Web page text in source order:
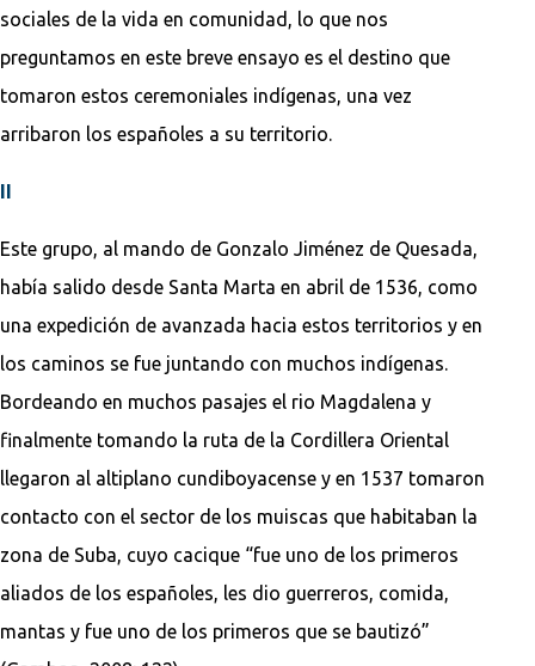
sociales de la vida en comunidad, lo que nos
preguntamos en este breve ensayo es el destino que
tomaron estos ceremoniales indígenas, una vez
arribaron los españoles a su territorio.
II
Este grupo, al mando de Gonzalo Jiménez de Quesada,
había salido desde Santa Marta en abril de 1536, como
una expedición de avanzada hacia estos territorios y en
los caminos se fue juntando con muchos indígenas.
Bordeando en muchos pasajes el rio Magdalena y
finalmente tomando la ruta de la Cordillera Oriental
llegaron al altiplano cundiboyacense y en 1537 tomaron
contacto con el sector de los muiscas que habitaban la
zona de Suba, cuyo cacique “fue uno de los primeros
aliados de los españoles, les dio guerreros, comida,
mantas y fue uno de los primeros que se bautizó”